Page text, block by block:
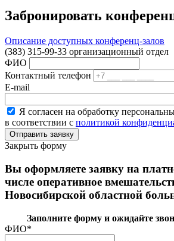
Забронировать
Описание доступных конференц-залов
(383) 315-99-33 организационный отдел
ФИО
Контактный телефон
E-mail
Я согласен на обработку
в соответствии с политикой
Закрыть форму
Вы оформляете заявку на
числе оперативное
Новосибирской областной
Заполните форму и ожидайте
ФИО*